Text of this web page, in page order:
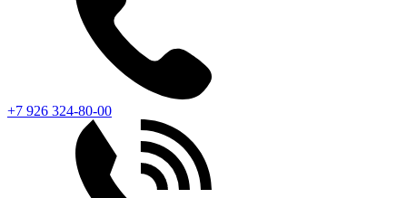
+7 926 324-80-00